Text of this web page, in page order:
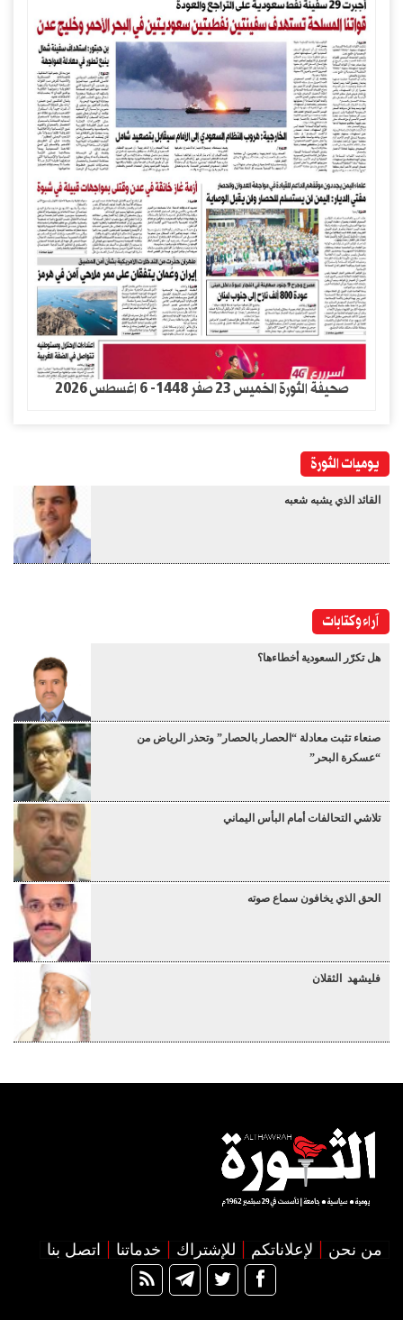
صحيفة الثورة الخميس 23 صفر 1448- 6 اغسطس 2026
يوميات الثورة
القائد الذي يشبه شعبه
آراء وكتابات
هل تكرّر السعودية أخطاءها؟
صنعاء تثبت معادلة “الحصار بالحصار” وتحذر الرياض من
“عسكرة البحر”
تلاشي التحالفات أمام البأس اليماني
الحق الذي يخافون سماع صوته
فليشهد الثقلان
من نحن لإعلاناتكم للإشتراك خدماتنا اتصل بنا